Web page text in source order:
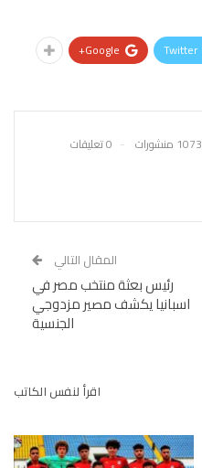
Twitter
Google+
1073 منشورات 0 تعليقات
المقال التالي
رئيس بعثة منتخب مصر في
اسبانيا يكشف مصير مزدوجي
الجنسية
اقرأ لنفس الكاتب